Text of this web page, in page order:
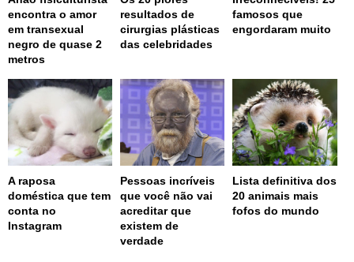
encontra o amor
em transexual
negro de quase 2
metros
resultados de
cirurgias plásticas
das celebridades
famosos que
engordaram muito
A raposa
doméstica que tem
conta no
Instagram
Pessoas incríveis
que você não vai
acreditar que
existem de
verdade
Lista definitiva dos
20 animais mais
fofos do mundo